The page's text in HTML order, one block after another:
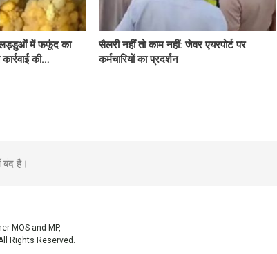
लड्डुओं में फफूंद का
की…
सैलरी नहीं तो काम नहीं: जेवर एयरपोर्ट पर
कर्मचारियों का प्रदर्शन
बंद हैं।
MOS and MP,
Rights Reserved.